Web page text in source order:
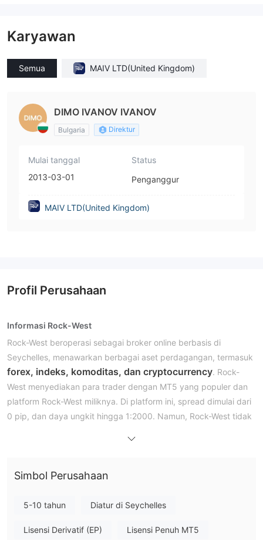
Karyawan
Semua MAIV LTD(United Kingdom)
DIMO IVANOV IVANOV
Bulgaria Direktur
Mulai tanggal
2013-03-01
Status
Penganggur
MAIV LTD(United Kingdom)
Profil Perusahaan
Informasi Rock-West
Rock-West beroperasi sebagai broker online berbasis di
Seychelles, menawarkan berbagai aset perdagangan, termasuk
forex, indeks, komoditas, dan cryptocurrency. Rock-
West menyediakan para trader dengan MT5 yang populer dan
platform Rock-West miliknya. Di platform ini, spread dimulai dari
0 pip, dan daya ungkit hingga 1:2000. Namun, Rock-West tidak
Kelebihan dan Kekurangan
luar negeri, yang berarti trader yang menggunakan platform
disediakan oleh otoritas keuangan utama.
Simbol Perusahaan
5-10 tahun Diatur di Seychelles
Lisensi Derivatif (EP) Lisensi Penuh MT5